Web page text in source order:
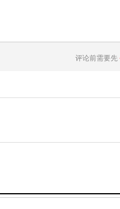
评论前需要先